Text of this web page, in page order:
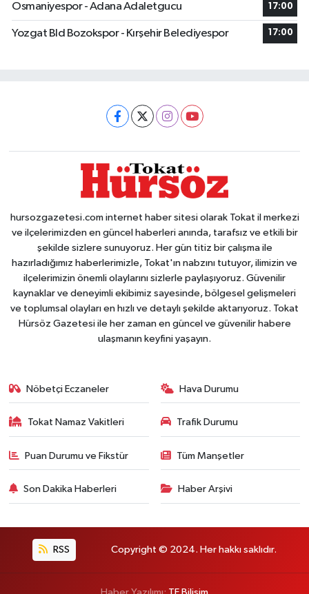
Osmaniyespor - Adana Adaletgucu 17:00
Yozgat Bld Bozokspor - Kırşehir Belediyespor 17:00
hursozgazetesi.com internet haber sitesi olarak Tokat il merkezi
ve ilçelerimizden en güncel haberleri anında, tarafsız ve etkili bir
şekilde sizlere sunuyoruz. Her gün titiz bir çalışma ile
hazırladığımız haberlerimizle, Tokat'ın nabzını tutuyor, ilimizin ve
ilçelerimizin önemli olaylarını sizlerle paylaşıyoruz. Güvenilir
kaynaklar ve deneyimli ekibimiz sayesinde, bölgesel gelişmeleri
ve toplumsal olayları en hızlı ve detaylı şekilde aktarıyoruz. Tokat
Hürsöz Gazetesi ile her zaman en güncel ve güvenilir habere
ulaşmanın keyfini yaşayın.
Nöbetçi Eczaneler Hava Durumu
Tokat Namaz Vakitleri Trafik Durumu
Puan Durumu ve Fikstür Tüm Manşetler
Son Dakika Haberleri Haber Arşivi
RSS Copyright © 2024. Her hakkı saklıdır.